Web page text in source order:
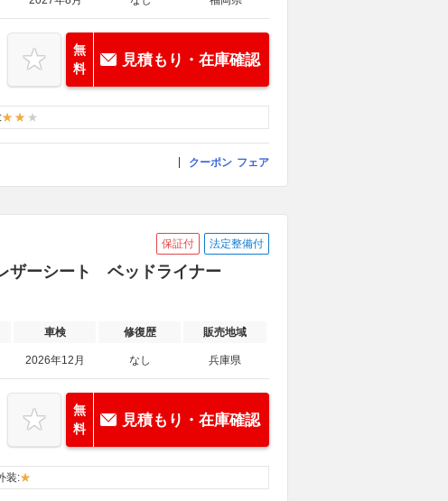
無
料
見積もり・在庫確認
クーポン フェア
保証付 法定整備付
ザーシート ベッドライナー
車検 修復歴 販売地域
2026年12月 なし 兵庫県
無
料
見積もり・在庫確認
装: